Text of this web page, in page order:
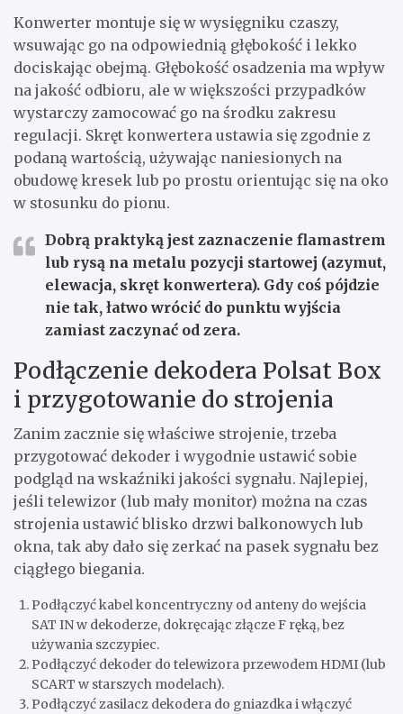
Konwerter montuje się w wysięgniku czaszy,
wsuwając go na odpowiednią głębokość i lekko
dociskając obejmą. Głębokość osadzenia ma wpływ
na jakość odbioru, ale w większości przypadków
wystarczy zamocować go na środku zakresu
regulacji. Skręt konwertera ustawia się zgodnie z
podaną wartością, używając naniesionych na
obudowę kresek lub po prostu orientując się na oko
w stosunku do pionu.
Dobrą praktyką jest zaznaczenie flamastrem
lub rysą na metalu pozycji startowej (azymut,
elewacja, skręt konwertera). Gdy coś pójdzie
nie tak, łatwo wrócić do punktu wyjścia
zamiast zaczynać od zera.
Podłączenie dekodera Polsat Box
i przygotowanie do strojenia
Zanim zacznie się właściwe strojenie, trzeba
przygotować dekoder i wygodnie ustawić sobie
podgląd na wskaźniki jakości sygnału. Najlepiej,
jeśli telewizor (lub mały monitor) można na czas
strojenia ustawić blisko drzwi balkonowych lub
okna, tak aby dało się zerkać na pasek sygnału bez
ciągłego biegania.
Podłączyć kabel koncentryczny od anteny do wejścia
SAT IN w dekoderze, dokręcając złącze F ręką, bez
używania szczypiec.
Podłączyć dekoder do telewizora przewodem HDMI (lub
SCART w starszych modelach).
Podłączyć zasilacz dekodera do gniazdka i włączyć